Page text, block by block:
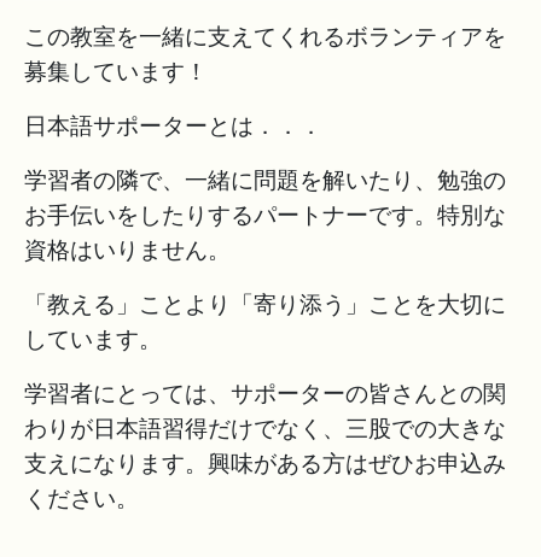
この教室を一緒に支えてくれるボランティアを
募集しています！
日本語サポーターとは．．．
学習者の隣で、一緒に問題を解いたり、勉強の
お手伝いをしたりするパートナーです。特別な
資格はいりません。
「教える」ことより「寄り添う」ことを大切に
しています。
学習者にとっては、サポーターの皆さんとの関
わりが日本語習得だけでなく、三股での大きな
支えになります。興味がある方はぜひお申込み
ください。